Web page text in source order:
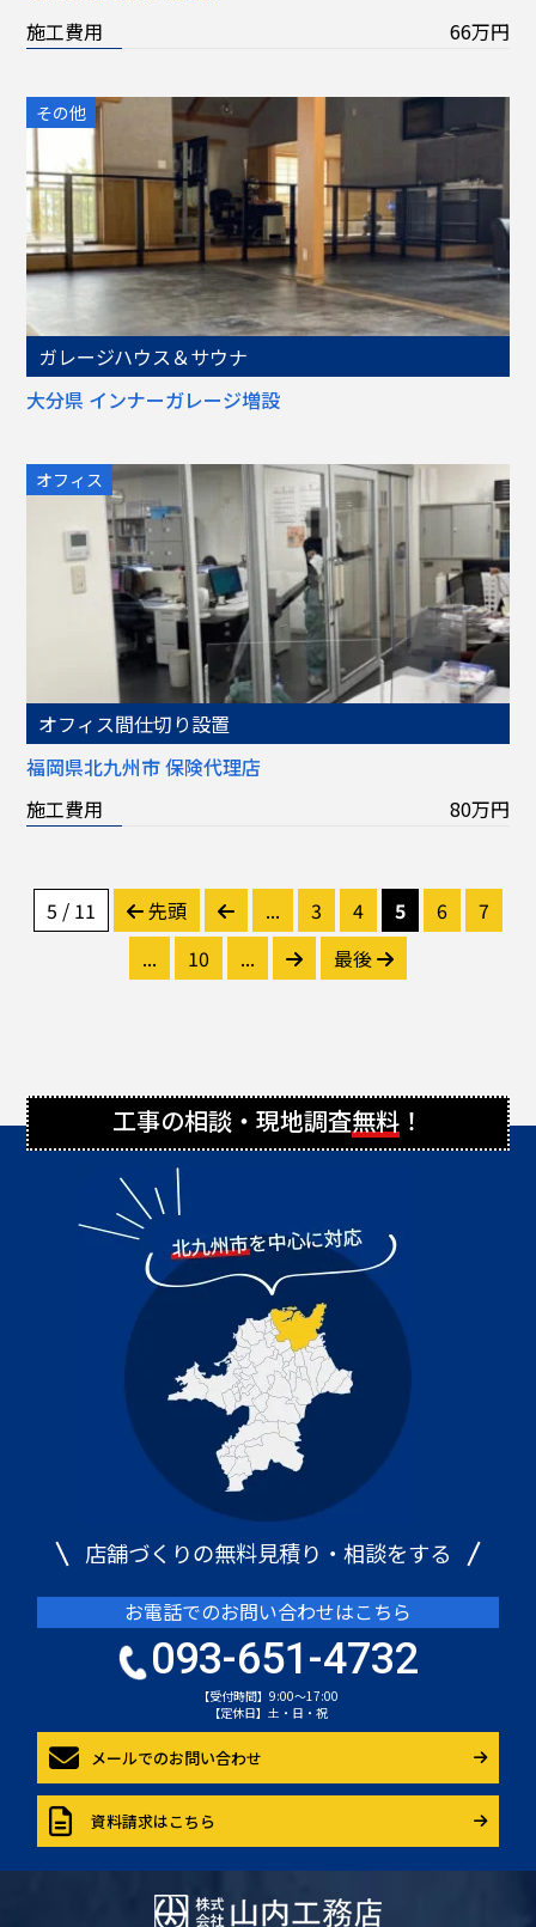
施工費用
66万円
その他
ガレージハウス＆サウナ
大分県 インナーガレージ増設
オフィス
オフィス間仕切り設置
福岡県北九州市 保険代理店
施工費用
80万円
5 / 11 先頭 ... 3 4 5 6
7
...
10 ... 最後
工事の相談・現地調査無料 ！
店舗づくりの無料見積り・相談をする
お電話でのお問い合わせはこちら
093-651-4732
【受付時間】9:00～17:00
【定休日】土・日・祝
メールでのお問い合わせ
資料請求はこちら